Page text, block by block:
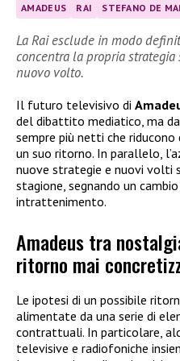
AMADEUS RAI STEFANO DE
La Rai esclude in modo
concentra la propria
nuovo volto.
Il futuro televisivo di
del dibattito mediatico, ma
sempre più netti che
un suo ritorno. In parallelo,
nuove strategie e nuovi volti
stagione, segnando un
intrattenimento.
Amadeus tra
ritorno mai
Le ipotesi di un possibile
alimentate da una serie di
contrattuali. In particolare,
televisive e radiofoniche